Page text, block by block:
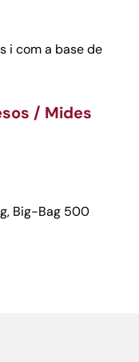
i com a base de
/ Mides
Big-Bag 500